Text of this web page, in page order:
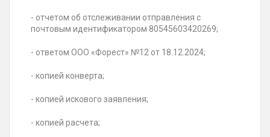
- отчетом об отслеживании отправления с
почтовым идентификатором 80545603420269;
- ответом ООО «Форест» №12 от 18.12.2024;
- копией конверта;
- копией искового заявления;
- копией расчета;